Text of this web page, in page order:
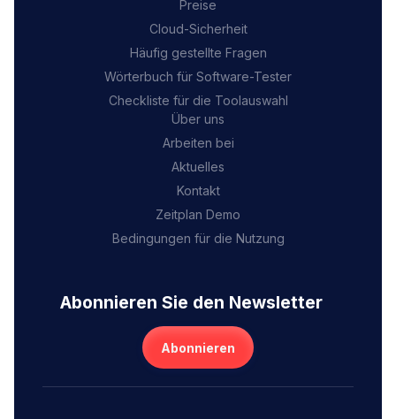
Preise
Cloud-Sicherheit
Häufig gestellte Fragen
Wörterbuch für Software-Tester
Checkliste für die Toolauswahl
Über uns
Arbeiten bei
Aktuelles
Kontakt
Zeitplan Demo
Bedingungen für die Nutzung
Abonnieren Sie den Newsletter
Abonnieren